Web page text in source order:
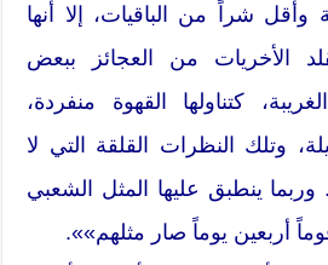
شراً من الباقيات، إلا أنها
الأخريات من العجائز ببعض
كتناولها القهوة منفردة،
وتلك النظرات القلقة التي لا
ينطبق عليها المثل الشعبي
أربعين يوماً صار مثلهم»».